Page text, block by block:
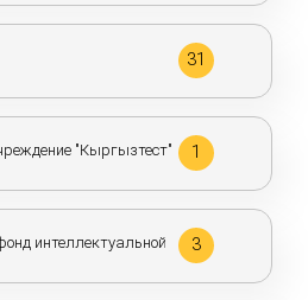
31
"Кыргызтест" 1
интеллектуальной
3